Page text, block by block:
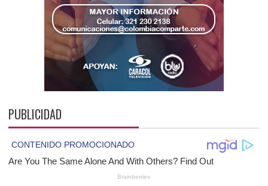
PUBLICIDAD